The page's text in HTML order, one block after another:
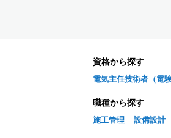
資格から探す
電気主任技術者（電験
職種から探す
施工管理 設備設計